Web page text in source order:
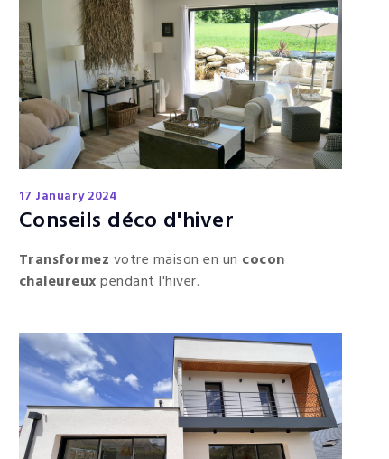
17 January 2024
Conseils déco d'hiver
Transformez votre maison en un cocon
chaleureuxpendant l'hiver.